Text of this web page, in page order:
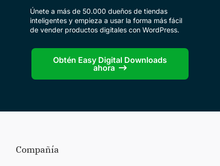
Únete a más de 50.000 dueños de tiendas
inteligentes y empieza a usar la forma más fácil
de vender productos digitales con WordPress.
Obtén Easy Digital Downloads
ahora
Compañía